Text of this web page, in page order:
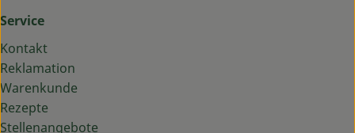
Service
Kontakt
Reklamation
Warenkunde
Rezepte
Stellenangebote